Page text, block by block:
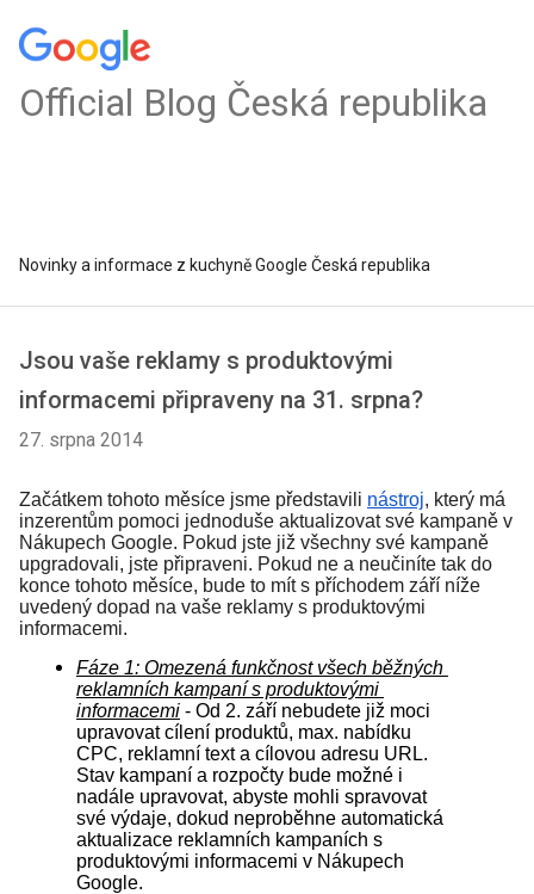
Official Blog Česká republika
Novinky a informace z kuchyně Google Česká republika
Jsou vaše reklamy s produktovými
informacemi připraveny na 31. srpna?
27. srpna 2014
Začátkem tohoto měsíce jsme představili nástroj, který má
inzerentům pomoci jednoduše aktualizovat své kampaně v
Nákupech Google. Pokud jste již všechny své kampaně
upgradovali, jste připraveni. Pokud ne a neučiníte tak do
konce tohoto měsíce, bude to mít s příchodem září níže
uvedený dopad na vaše reklamy s produktovými
informacemi.
Fáze 1: Omezená funkčnost všech běžných
reklamních kampaní s produktovými
informacemi - Od 2. září nebudete již moci
upravovat cílení produktů, max. nabídku
CPC, reklamní text a cílovou adresu URL.
Stav kampaní a rozpočty bude možné i
nadále upravovat, abyste mohli spravovat
své výdaje, dokud neproběhne automatická
aktualizace reklamních kampaních s
produktovými informacemi v Nákupech
Google.